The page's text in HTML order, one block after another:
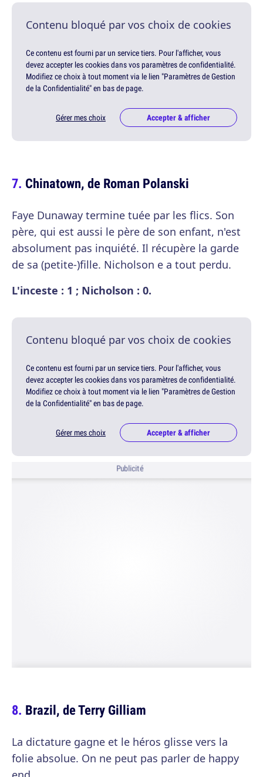
Contenu bloqué par vos choix de cookies
Ce contenu est fourni par un service tiers. Pour l'afficher, vous
devez accepter les cookies dans vos paramètres de confidentialité.
Modifiez ce choix à tout moment via le lien "Paramètres de Gestion
de la Confidentialité" en bas de page.
Gérer mes choix Accepter & afficher
Chinatown, de Roman Polanski
Faye Dunaway termine tuée par les flics. Son
père, qui est aussi le père de son enfant, n'est
absolument pas inquiété. Il récupère la garde
de sa (petite-)fille. Nicholson e a tout perdu.
L'inceste : 1 ; Nicholson : 0.
Contenu bloqué par vos choix de cookies
Ce contenu est fourni par un service tiers. Pour l'afficher, vous
devez accepter les cookies dans vos paramètres de confidentialité.
Modifiez ce choix à tout moment via le lien "Paramètres de Gestion
de la Confidentialité" en bas de page.
Gérer mes choix Accepter & afficher
Publicité
Brazil, de Terry Gilliam
La dictature gagne et le héros glisse vers la
folie absolue. On ne peut pas parler de happy